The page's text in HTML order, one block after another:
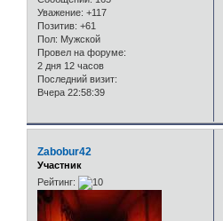
Уважение: +117
Позитив: +61
Пол: Мужской
Провел на форуме:
2 дня 12 часов
Последний визит:
Вчера 22:58:39
Zabobur42
Участник
Рейтинг: